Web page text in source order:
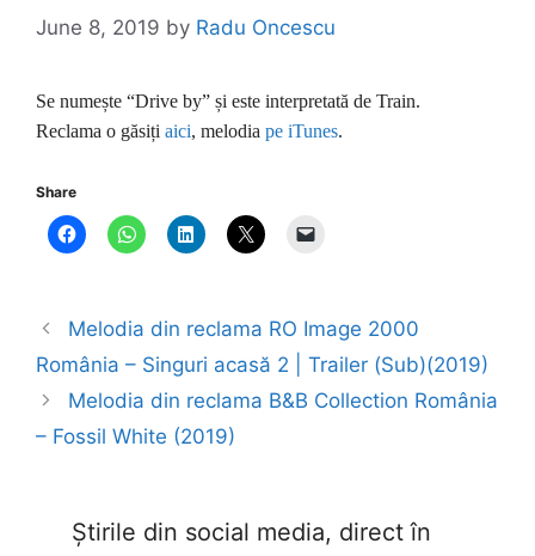
June 8, 2019 by Radu Oncescu
Se numește “Drive by” și este interpretată de Train.
Reclama o găsiți aici, melodia pe iTunes.
Share
Melodia din reclama RO Image 2000
România – Singuri acasă 2 | Trailer (Sub)(2019)
Melodia din reclama B&B Collection România
– Fossil White (2019)
Știrile din social media, direct în